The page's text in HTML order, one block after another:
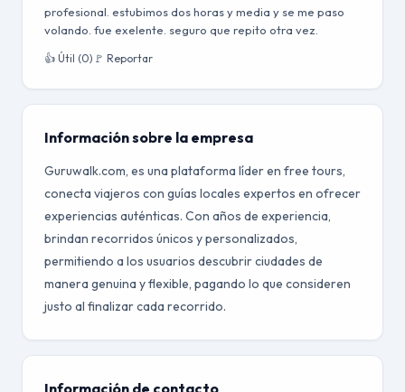
profesional. estubimos dos horas y media y se me paso
volando. fue exelente. seguro que repito otra vez.
👍 Útil (0) 🚩 Reportar
Información sobre la empresa
Guruwalk.com, es una plataforma líder en free tours,
conecta viajeros con guías locales expertos en ofrecer
experiencias auténticas. Con años de experiencia,
brindan recorridos únicos y personalizados,
permitiendo a los usuarios descubrir ciudades de
manera genuina y flexible, pagando lo que consideren
justo al finalizar cada recorrido.
Información de contacto